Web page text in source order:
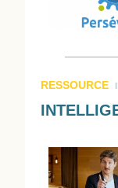
RESSOURCE